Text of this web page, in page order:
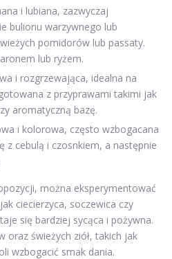
i lubiana, zazwyczaj
bulionu warzywnego lub
pomidorów lub passaty.
lub ryżem.
i rozgrzewająca, idealna na
z przyprawami takimi jak
aromatyczną bazę.
i kolorowa, często wzbogacana
z cebulą i czosnkiem, a następnie
można eksperymentować
ciecierzyca, soczewica czy
się bardziej sycąca i pożywna.
oraz świeżych ziół, takich jak
wzbogacić smak dania.